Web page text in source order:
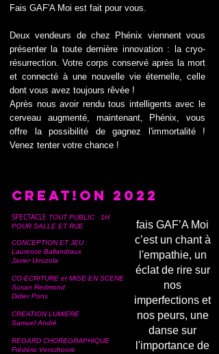
Fais GAF'A Moi est fait pour vous.
Deux vendeurs de chez Phénix viennent vous
présenter la toute dernière innovation : la cryo-
résurrection. Votre corps conservé après la mort
et connecté à une nouvelle vie éternelle, celle
dont vous avez toujours rêvée !
Après nous avoir rendu tous intelligents avec le
cerveau augmenté, maintenant, Phénix, vous
offre la possibilité de gagnez l'immortalité !
Venez tenter votre chance !
fais GAF’A Moi
c’est un chant à
l'empathie, un
éclat de rire sur
nos
imperfections et
nos peurs, une
danse sur
l'importance de
CREAT!ON 2022
SPECTACLE TOUT PUBLIC 1H
POUR SALLE ET RUE
CONCEPTION ET JEU
Laurence Ballandraux
Javier Urruzola
CO-ECRITURE et MISE EN SCENE
Susan Redmond
Didier Pons
CREATION LUMIERE
Samuel André
REGARD CHOREGRAPHIQUE
Frédéric Verschoore